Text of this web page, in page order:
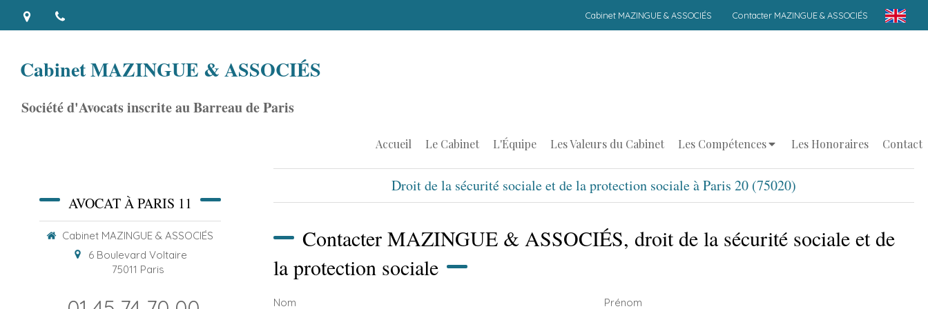
Contacter MAZINGUE & ASSOCIÉS
Cabinet MAZINGUE & ASSOCIÉS
Cabinet MAZINGUE & ASSOCIÉS
Société d'Avocats inscrite au Barreau de Paris
Accueil Le Cabinet L'Équipe Les Valeurs du Cabinet Les Compétences Les Honoraires Contact
Droit de la sécurité sociale et de la protection sociale à Paris 20 (75020)
Contacter MAZINGUE & ASSOCIÉS, droit de la sécurité sociale et de
la protection sociale
Nom Prénom
AVOCAT À PARIS 11
Cabinet MAZINGUE & ASSOCIÉS
6 Boulevard Voltaire
75011 Paris